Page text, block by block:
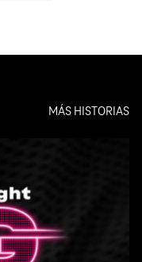
MÁS HISTORIAS